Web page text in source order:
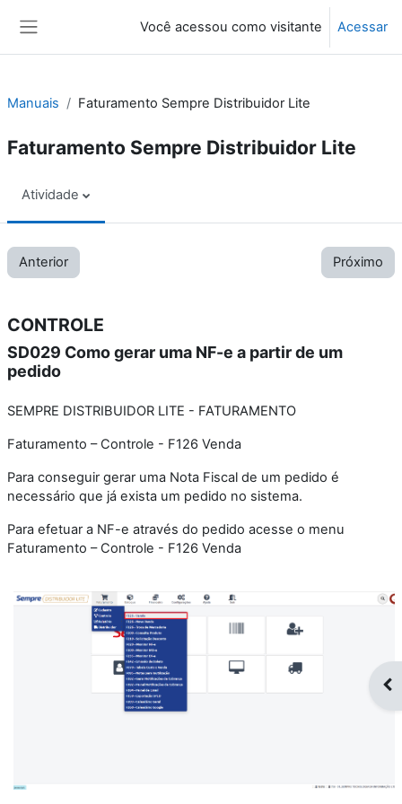
Você acessou como visitante Acessar
Manuais Faturamento Sempre Distribuidor Lite
Faturamento Sempre Distribuidor Lite
Atividade
Anterior Próximo
CONTROLE
SD029 Como gerar uma NF-e a partir de um
pedido
SEMPRE DISTRIBUIDOR LITE - FATURAMENTO
Faturamento – Controle - F126 Venda
Para conseguir gerar uma Nota Fiscal de um pedido é
necessário que já exista um pedido no sistema.
Para efetuar a NF-e através do pedido acesse o menu
Faturamento – Controle - F126 Venda